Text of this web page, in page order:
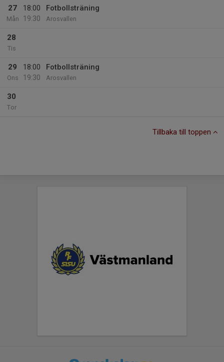
27
Mån
18:00
19:30
Fotbollsträning
Arosvallen
28
Tis
29
Ons
18:00
19:30
Fotbollsträning
Arosvallen
30
Tor
Tillbaka till toppen